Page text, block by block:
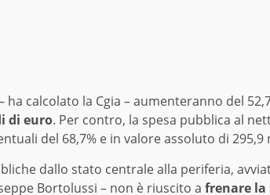
ha calcolato la Cgia – aumenteranno del
di euro. Per contro, la spesa pubblica al
del 68,7% e in valore assoluto di
dallo stato centrale alla periferia,
Bortolussi – non è riuscito a frenare la